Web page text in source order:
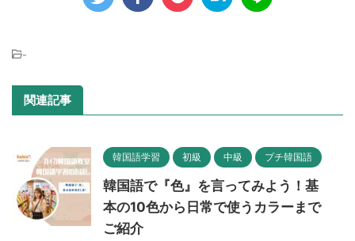
-
関連記事
韓国語学習 初級 中級 プチ韓国語
韓国語で『色』を言ってみよう！基
本の10色から日常で使うカラーまで
ご紹介